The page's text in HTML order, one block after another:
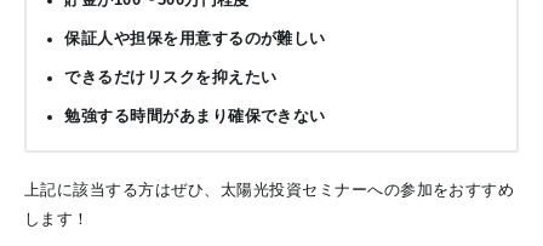
保証人や担保を用意するのが難しい
できるだけリスクを抑えたい
勉強する時間があまり確保できない
上記に該当する方はぜひ、太陽光投資セミナーへの参加をおすすめ
します！